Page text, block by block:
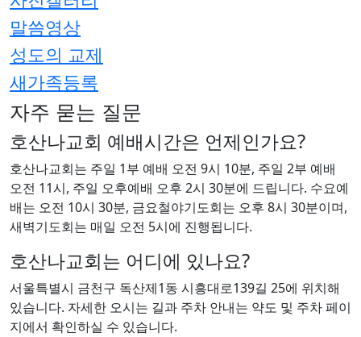
말씀영상
성도의 교제
새가족등록
자주 묻는 질문
호산나교회 예배시간은 언제인가요?
호산나교회는 주일 1부 예배 오전 9시 10분, 주일 2부 예배
오전 11시, 주일 오후예배 오후 2시 30분에 드립니다. 수요예
배는 오전 10시 30분, 금요철야기도회는 오후 8시 30분이며,
새벽기도회는 매일 오전 5시에 진행됩니다.
호산나교회는 어디에 있나요?
서울특별시 금천구 독산제1동 시흥대로139길 25에 위치해
있습니다. 자세한 오시는 길과 주차 안내는 약도 및 주차 페이
지에서 확인하실 수 있습니다.